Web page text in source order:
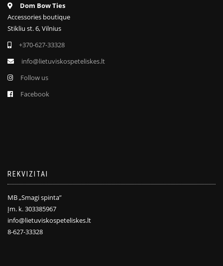
Dom Bow Ties
Accessories boutique
Stikliu st. 6, Vilnius
+370-627-33328
info@lietuviskospeteliskes.lt
Follow us
Facebook
REKVIZITAI
MB „Smagi spinta”
Įm. k. 303385967
info@lietuviskospeteliskes.lt
8-627-33328